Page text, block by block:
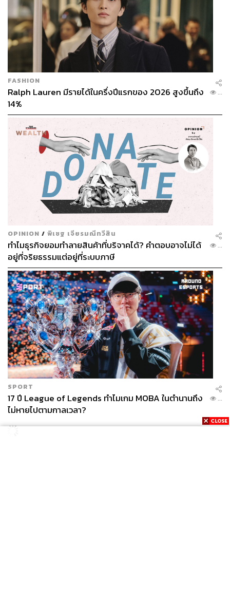
FASHION
Ralph Lauren มีรายได้ในครึ่งปีแรกของ 2026 สูงขึ้นถึง
14%
...
OPINION / พิเชฐ เจียรมณีทวีสิน
ทำไมธุรกิจยอมทำลายสินค้าที่บริจาคได้? คำตอบอาจไม่ได้
อยู่ที่จริยธรรมแต่อยู่ที่ระบบภาษี
...
SPORT
17 ปี League of Legends ทำไมเกม MOBA ในตำนานถึง
ไม่หายไปตามกาลเวลา?
...